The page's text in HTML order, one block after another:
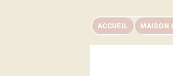
ACCUEIL MAISON